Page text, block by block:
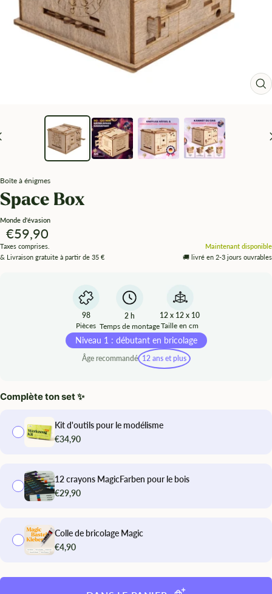
Boîte à énigmes
Space Box
Monde d'évasion
Angebotspreis
€59,90
Taxes comprises.
& Livraison gratuite à partir de 35 €
Maintenant disponible
🚚 livré en 2-3 jours ouvrables
98
Pièces
2 h
Temps de montage
12 x 12 x 10
Taille en cm
Niveau 1 : débutant en bricolage
Âge recommandé 12 ans et plus
Complète ton set ✨
Kit d'outils pour le modélisme
€34,90
12 crayons MagicFarben pour le bois
€29,90
Colle de bricolage Magic
€4,90